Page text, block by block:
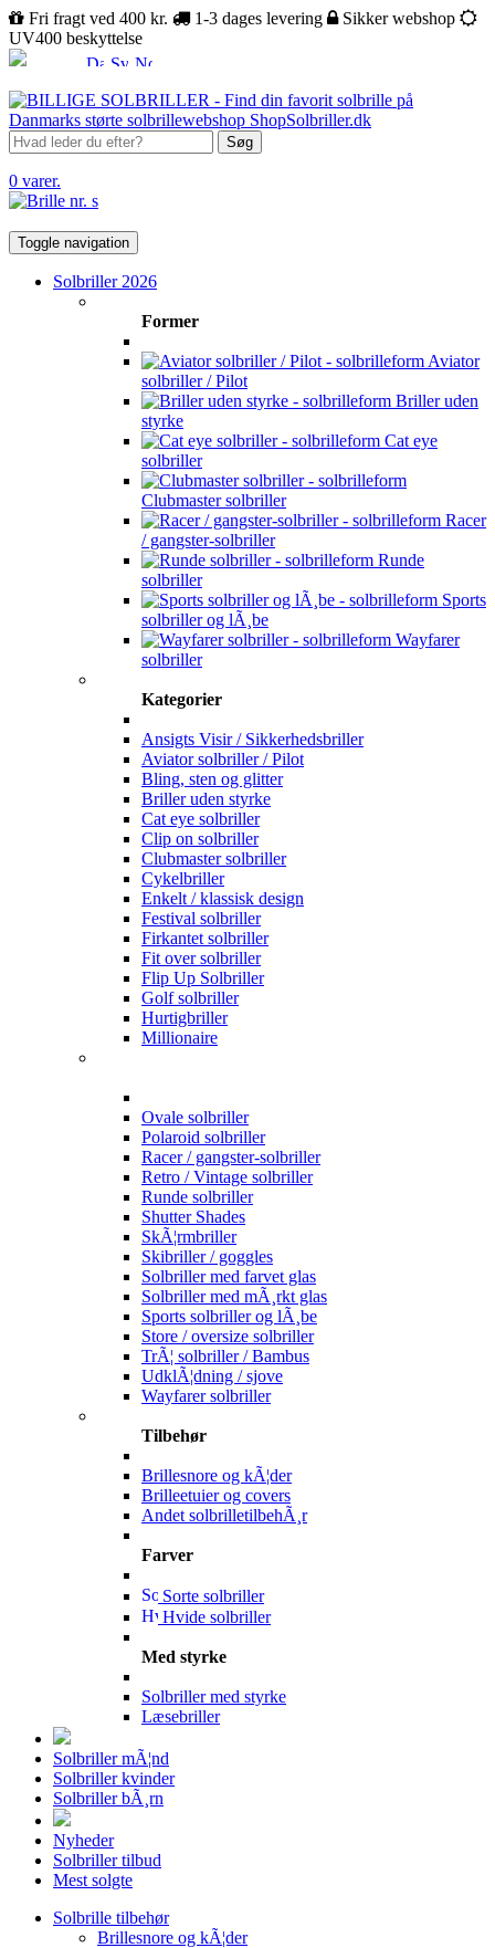
Fri fragt ved 400 kr. 1-3 dages levering
Sikker webshop
UV400 beskyttelse
Søg
0 varer.
Toggle navigation
Solbriller 2026
Former
Aviator
solbriller / Pilot
Briller uden
styrke
Cat eye
solbriller
Clubmaster solbriller
Racer
/ gangster-solbriller
Runde
solbriller
Sports
solbriller og lÃ¸be
Wayfarer
solbriller
Kategorier
Ansigts Visir / Sikkerhedsbriller
Aviator solbriller / Pilot
Bling, sten og glitter
Briller uden styrke
Cat eye solbriller
Clip on solbriller
Clubmaster solbriller
Cykelbriller
Enkelt / klassisk design
Festival solbriller
Firkantet solbriller
Fit over solbriller
Flip Up Solbriller
Golf solbriller
Hurtigbriller
Millionaire
Ovale solbriller
Polaroid solbriller
Racer / gangster-solbriller
Retro / Vintage solbriller
Runde solbriller
Shutter Shades
SkÃ¦rmbriller
Skibriller / goggles
Solbriller med farvet glas
Solbriller med mÃ¸rkt glas
Sports solbriller og lÃ¸be
Store / oversize solbriller
TrÃ¦ solbriller / Bambus
UdklÃ¦dning / sjove
Wayfarer solbriller
Tilbehør
Brillesnore og kÃ¦der
Brilleetuier og covers
Andet solbrilletilbehÃ¸r
Farver
Sorte solbriller
Hvide solbriller
Med styrke
Solbriller med styrke
Læsebriller
Solbriller mÃ¦nd
Solbriller kvinder
Solbriller bÃ¸rn
Nyheder
Solbriller tilbud
Mest solgte
Solbrille tilbehør
Brillesnore og kÃ¦der